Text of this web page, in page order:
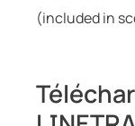
(included in